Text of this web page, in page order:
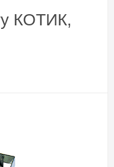
КОТИК,